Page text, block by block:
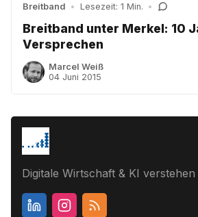
Breitband • Lesezeit: 1 Min. •
Breitband unter Merkel: 10
Versprechen
Marcel Weiß
04 Juni 2015
Digitale Wirtschaft & KI verstehen